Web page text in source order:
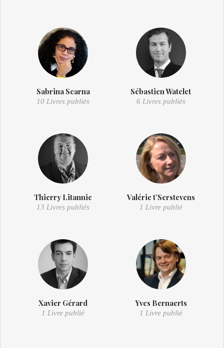
Sabrina Scarna
10 Livres publiés
Sébastien Watelet
6 Livres publiés
Thierry Litannie
13 Livres publiés
Valérie t’Serstevens
1 Livre publié
Xavier Gérard
1 Livre publié
Yves Bernaerts
1 Livre publié